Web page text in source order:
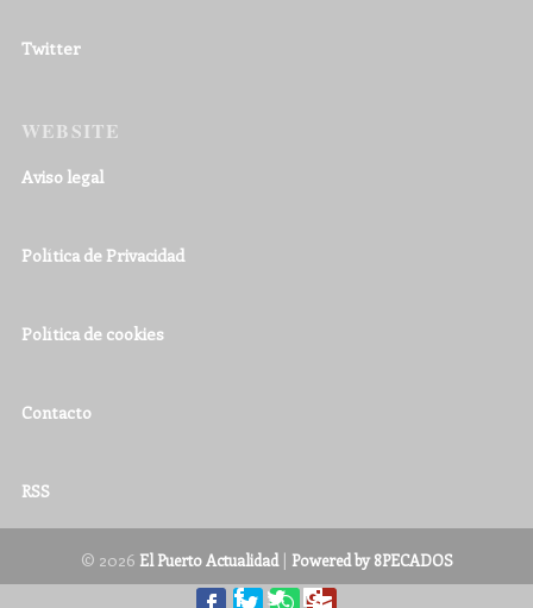
Twitter
WEBSITE
Aviso legal
Política de Privacidad
Política de cookies
Contacto
RSS
© 2026 El Puerto Actualidad| Powered by 8PECADOS